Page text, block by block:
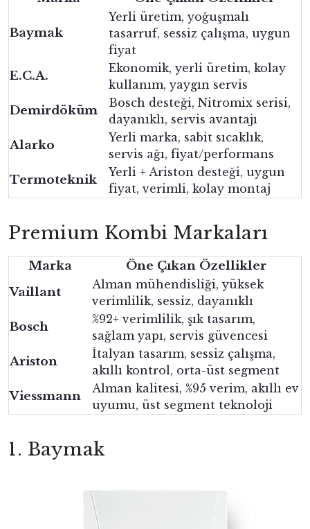
Baymak
Yerli üretim, yoğuşmalı
tasarruf, sessiz çalışma, uygun
fiyat
E.C.A.
Ekonomik, yerli üretim, kolay
kullanım, yaygın servis
Demirdöküm
Bosch desteği, Nitromix serisi,
dayanıklı, servis avantajı
Alarko
Yerli marka, sabit sıcaklık,
servis ağı, fiyat/performans
Termoteknik
Yerli + Ariston desteği, uygun
fiyat, verimli, kolay montaj
Premium Kombi Markaları
Marka
Öne Çıkan Özellikler
Vaillant
Alman mühendisliği, yüksek
verimlilik, sessiz, dayanıklı
Bosch
%92+ verimlilik, şık tasarım,
sağlam yapı, servis güvencesi
Ariston
İtalyan tasarım, sessiz çalışma,
akıllı kontrol, orta-üst segment
Viessmann
Alman kalitesi, %95 verim, akıllı ev
uyumu, üst segment teknoloji
1. Baymak